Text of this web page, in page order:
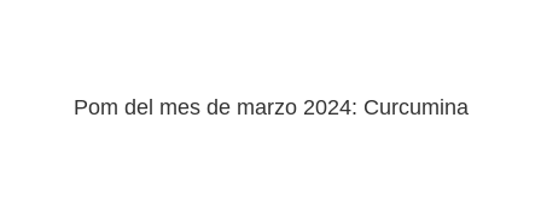
Pom del mes de marzo 2024: Curcumina